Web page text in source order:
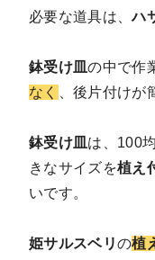
必要な道具は、ハ
鉢受け皿の中で作
なく
、後片付けが
鉢受け皿 は、100
きなサイズを植え
いです。
姫サルスベリの植